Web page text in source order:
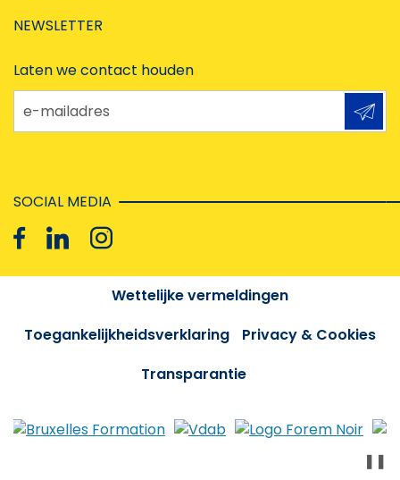
NEWSLETTER
Laten we contact houden
e-mailadres
SOCIAL MEDIA
Wettelijke vermeldingen
Toegankelijkheidsverklaring
Privacy & Cookies
Transparantie
❚❚